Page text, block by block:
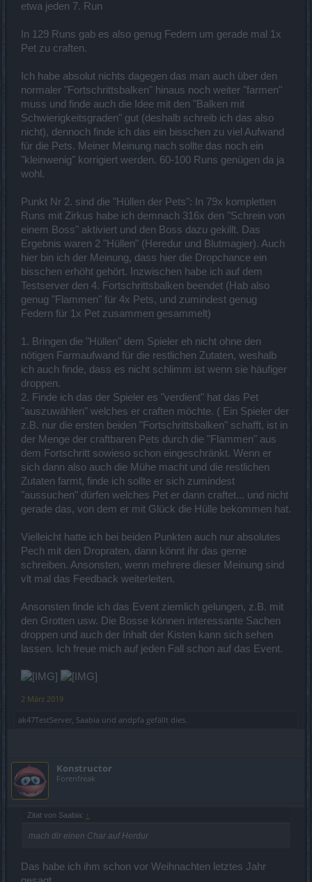
etwa jeden 7. Run
In 129 Runs gab es also genug Federn um gerade mal 1x
Pet zu craften.
Ich habe absolut nichts dagegen das man auch über den
normaler "Fortschrittsbalken" hinaus noch weiter "farmen"
muss und finde auch die Idee mit den "Balken mit
Schwierigkeitsgraden" gut (deshalb schreib ich das also
nicht), dennoch finde ich das ein bisschen zu viel Aufwand
für die Pets. Meiner Meinung nach sollte das noch ein
"kleinwenig" korrigiert werden. 60-100 Runs genügen da ja
wohl.
Punkt Nr 2. sind die "Hüllen der Pets": In 79x kompletten
Runs mit Zirkus habe ich demnach 316x den "Schrein von
einem Boss" aktiviert und den Boss dazu gekillt. Das
Ergebnis waren 2 "Hüllen" (Heredur und Blutmagier). Auch
hier bin ich der Meinung, dass hier die Dropchance ein
bisschen erhöht gehört. Inzwischen habe ich auf dem
Testserver den 4. Fortschrittsbalken beendet (Hab also
genug "Flammen" für 4x Pets, und zumindest genug
Federn für 1x Pet zusammen gesammelt)
1. Bringen die "Hüllen" dem Spieler eh nicht ohne den
nötigen Farmaufwand für die restlichen Zutaten, weshalb
ich auch finde, dass es nicht schlimm ist wenn sie häufiger
droppen.
2. Finde ich das der Spieler es "verdient" hat das Pet
"auszuwählen" welches er craften möchte. ( Ein Spieler der
z.B. nur die ersten beiden "Fortschrittsbalken" schafft, ist in
der Menge der craftbaren Pets durch die "Flammen" aus
dem Fortschritt sowieso schon eingeschränkt. Wenn er
sich dann also auch die Mühe macht und die restlichen
Zutaten farmt, finde ich sollte er sich zumindest
"aussuchen" dürfen welches Pet er dann craftet... und nicht
gerade das, von dem er mit Glück die Hülle bekommen hat.
Vielleicht hatte ich bei beiden Punkten auch nur absolutes
Pech mit den Dropraten, dann könnt ihr das gerne
schreiben. Ansonsten, wenn mehrere dieser Meinung sind
vlt mal das Feedback weiterleiten.
Ansonsten finde ich das Event ziemlich gelungen, z.B. mit
den Grotten usw. Die Bosse können interessante Sachen
droppen und auch der Inhalt der Kisten kann sich sehen
lassen. Ich freue mich auf jeden Fall schon auf das Event.
2 März 2019
ak47TestServer, Saabia und andpfa gefällt dies.
Konstructor
Forenfreak
Zitat von Saabia: ↑
mach dir einen Char auf Herdur
Das habe ich ihm schon vor Weihnachten letztes Jahr